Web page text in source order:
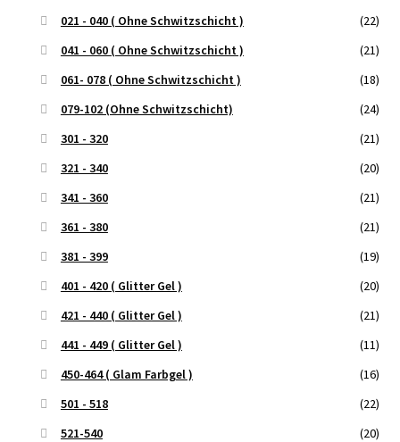
021 - 040 ( Ohne Schwitzschicht )
(22)
041 - 060 ( Ohne Schwitzschicht )
(21)
061- 078 ( Ohne Schwitzschicht )
(18)
079-102 (Ohne Schwitzschicht)
(24)
301 - 320
(21)
321 - 340
(20)
341 - 360
(21)
361 - 380
(21)
381 - 399
(19)
401 - 420 ( Glitter Gel )
(20)
421 - 440 ( Glitter Gel )
(21)
441 - 449 ( Glitter Gel )
(11)
450-464 ( Glam Farbgel )
(16)
501 - 518
(22)
521-540
(20)